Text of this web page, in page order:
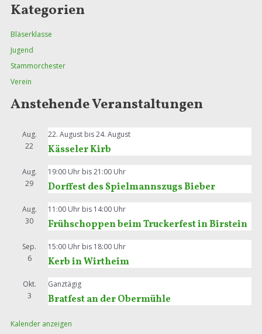
Kategorien
Bläserklasse
Jugend
Stammorchester
Verein
Anstehende Veranstaltungen
Aug.
22
22. August bis24. August
Kässeler Kirb
Aug.
29
19:00 Uhr bis21:00 Uhr
Dorffest des Spielmannszugs Bieber
Aug.
30
11:00 Uhr bis 14:00 Uhr
Frühschoppen beim Truckerfest in Birstein
Sep.
6
15:00 Uhr bis 18:00 Uhr
Kerb in Wirtheim
Okt.
3
Ganztägig
Bratfest an der Obermühle
Kalender anzeigen